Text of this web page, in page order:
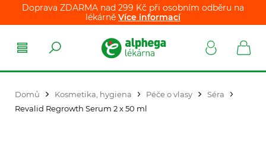
Doprava ZDARMA nad 299 Kč při osobním odběru na
lékárně Více informací
Domů Kosmetika, hygiena Péče o vlasy
Séra
Revalid Regrowth Serum 2 x 50 ml